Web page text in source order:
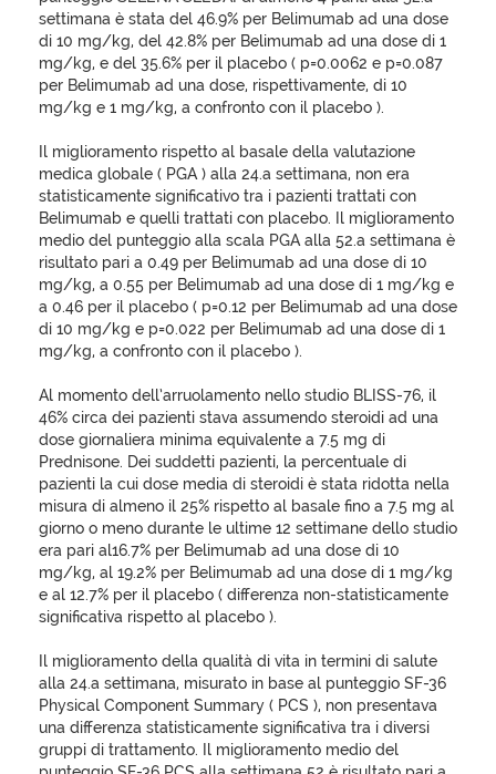
settimana è stata del 46.9% per Belimumab ad una dose
di 10 mg/kg, del 42.8% per Belimumab ad una dose di 1
mg/kg, e del 35.6% per il placebo ( p=0.0062 e p=0.087
per Belimumab ad una dose, rispettivamente, di 10
mg/kg e 1 mg/kg, a confronto con il placebo ).
Il miglioramento rispetto al basale della valutazione
medica globale ( PGA ) alla 24.a settimana, non era
statisticamente significativo tra i pazienti trattati con
Belimumab e quelli trattati con placebo. Il miglioramento
medio del punteggio alla scala PGA alla 52.a settimana è
risultato pari a 0.49 per Belimumab ad una dose di 10
mg/kg, a 0.55 per Belimumab ad una dose di 1 mg/kg e
a 0.46 per il placebo ( p=0.12 per Belimumab ad una dose
di 10 mg/kg e p=0.022 per Belimumab ad una dose di 1
mg/kg, a confronto con il placebo ).
Al momento dell’arruolamento nello studio BLISS-76, il
46% circa dei pazienti stava assumendo steroidi ad una
dose giornaliera minima equivalente a 7.5 mg di
Prednisone. Dei suddetti pazienti, la percentuale di
pazienti la cui dose media di steroidi è stata ridotta nella
misura di almeno il 25% rispetto al basale fino a 7.5 mg al
giorno o meno durante le ultime 12 settimane dello studio
era pari al16.7% per Belimumab ad una dose di 10
mg/kg, al 19.2% per Belimumab ad una dose di 1 mg/kg
e al 12.7% per il placebo ( differenza non-statisticamente
significativa rispetto al placebo ).
Il miglioramento della qualità di vita in termini di salute
alla 24.a settimana, misurato in base al punteggio SF-36
Physical Component Summary ( PCS ), non presentava
una differenza statisticamente significativa tra i diversi
gruppi di trattamento. Il miglioramento medio del